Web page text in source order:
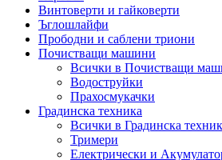
Винтоверти и гайковерти
Ъглошлайфи
Прободни и саблени триони
Почистващи машини
Всички в Почистващи
Водоструйки
Прахосмукачки
Градинска техника
Всички в Градинска
Тримери
Електрически и